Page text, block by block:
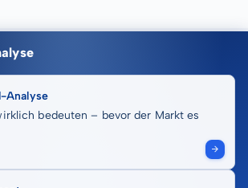
Analyse
bedeuten – bevor der Markt es